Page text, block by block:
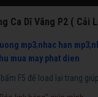
Ca Dĩ Vãng P2 ( Cải
mp3,nhac han mp3,
mua may phat dien
F5 để load lại trang